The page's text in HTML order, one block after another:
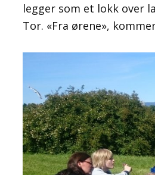
legger som et lokk over
Tor. «Fra ørene»,